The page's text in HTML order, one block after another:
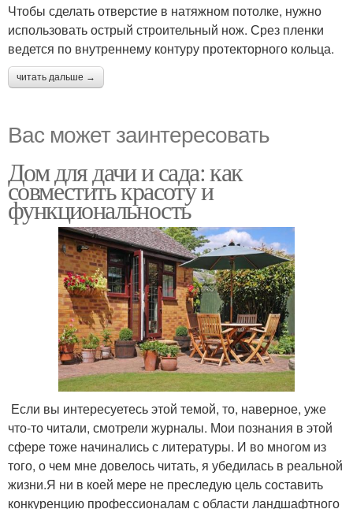
Чтобы сделать отверстие в натяжном потолке, нужно
использовать острый строительный нож. Срез пленки
ведется по внутреннему контуру протекторного кольца.
читать дальше →
Вас может заинтересовать
Дом для дачи и сада: как
совместить красоту и
функциональность
Если вы интересуетесь этой темой, то, наверное, уже
что-то читали, смотрели журналы. Мои познания в этой
сфере тоже начинались с литературы. И во многом из
того, о чем мне довелось читать, я убедилась в реальной
жизни.Я ни в коей мере не преследую цель составить
конкуренцию профессионалам с области ландшафтного